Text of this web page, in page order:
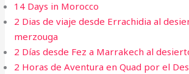
14 Days in Morocco
2 Dias de viaje desde Errachidia al
merzouga
2 Días desde Fez a Marrakech al
2 Horas de Aventura en Quad por el